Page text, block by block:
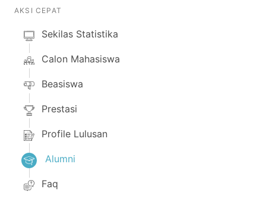
AKSI CEPAT
Sekilas Statistika
Calon Mahasiswa
Beasiswa
Prestasi
Profile Lulusan
Alumni
Faq